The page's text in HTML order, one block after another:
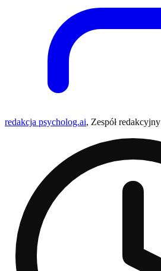
redakcja psycholog.ai, Zespół redakcyjny